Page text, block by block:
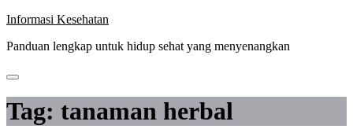
Skip
content
Informasi Kesehatan
Panduan lengkap untuk hidup sehat yang menyenangkan
Tag: tanaman herbal